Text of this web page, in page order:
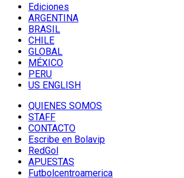
Ediciones
ARGENTINA
BRASIL
CHILE
GLOBAL
MÉXICO
PERU
US ENGLISH
QUIENES SOMOS
STAFF
CONTACTO
Escribe en Bolavip
RedGol
APUESTAS
Futbolcentroamerica